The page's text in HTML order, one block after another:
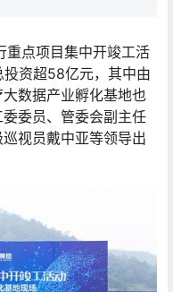
重点项目集中开竣工活
资超58亿元，其中由
数据产业孵化基地也
委员、管委会副主任
视员戴中亚等领导出